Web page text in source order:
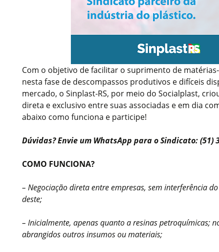
Com o objetivo de facilitar o suprimento de
nesta fase de descompassos produtivos e difíceis
mercado, o Sinplast-RS, por meio do Socialplast,
direta e exclusivo entre suas associadas e em dia
abaixo como funciona e participe!
Dúvidas? Envie um WhatsApp para o Sindicato: (51)
COMO FUNCIONA?
– Negociação direta entre empresas, sem interferência
deste;
– Inicialmente, apenas quanto a resinas petroquímicas;
abrangidos outros insumos ou materiais;